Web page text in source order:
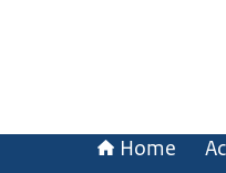
Home